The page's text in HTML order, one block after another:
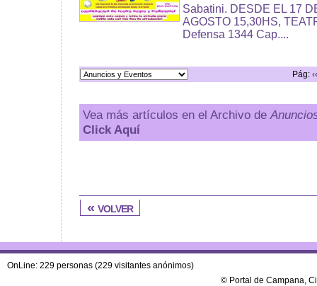
Sabatini. DESDE EL 17
AGOSTO 15,30HS,
Defensa 1344 Cap....
Pág: ‹‹
Vea más artículos en el Archivo de
Click Aquí
« volver
OnLine: 229 personas (229 visitantes anónimos)
© Portal de Campana,